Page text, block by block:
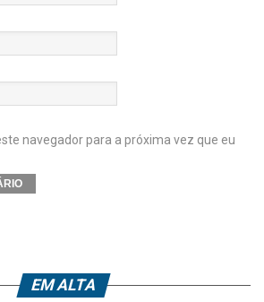
navegador para a próxima vez que eu
EM ALTA